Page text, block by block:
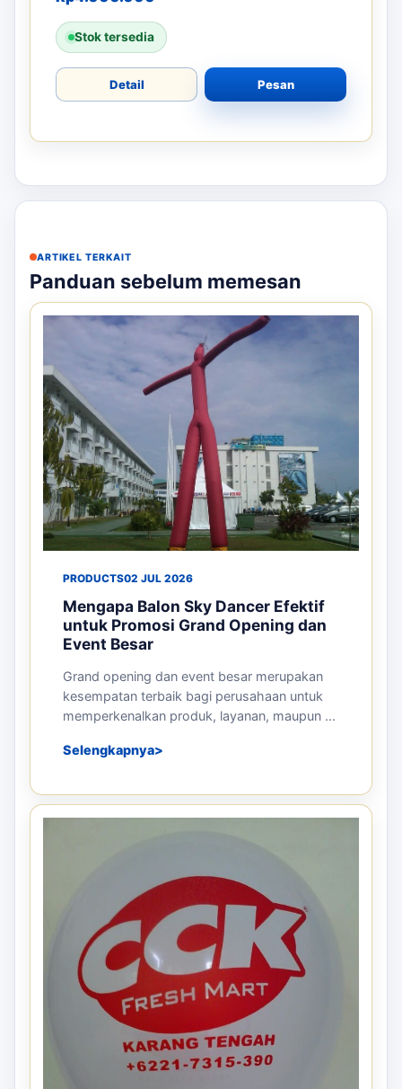
Stok tersedia
Detail Pesan
ARTIKEL TERKAIT
Panduan sebelum memesan
PRODUCTS02 JUL 2026
Mengapa Balon Sky Dancer Efektif
untuk Promosi Grand Opening dan
Event Besar
Grand opening dan event besar merupakan
kesempatan terbaik bagi perusahaan untuk
memperkenalkan produk, layanan, maupun ...
Selengkapnya